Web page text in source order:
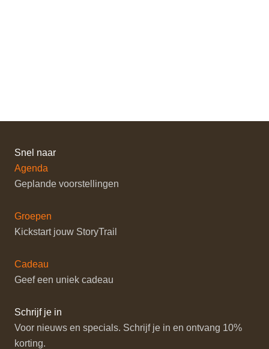
Snel naar
Agenda
Geplande voorstellingen
Groepen
Kickstart jouw StoryTrail
Cadeau
Geef een uniek cadeau
Schrijf je in
Voor nieuws en specials. Schrijf je in en ontvang 10%
korting.